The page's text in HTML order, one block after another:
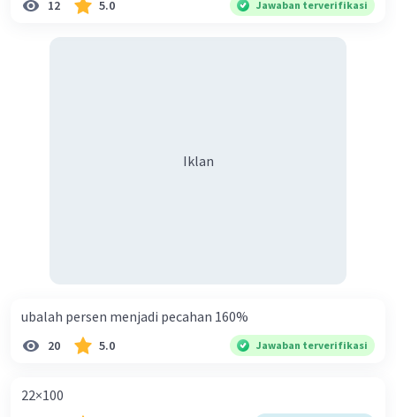
12 5.0 Jawaban terverifikasi
Iklan
ubalah persen menjadi pecahan 160%
20 5.0 Jawaban terverifikasi
22×100